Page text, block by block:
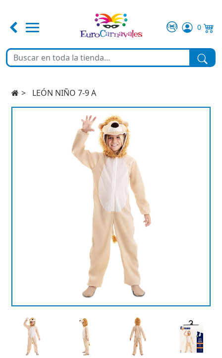
0
DISFRACES
VESTUARIO PAYESES
REVELACION
LEÓN NIÑO 7-9 A